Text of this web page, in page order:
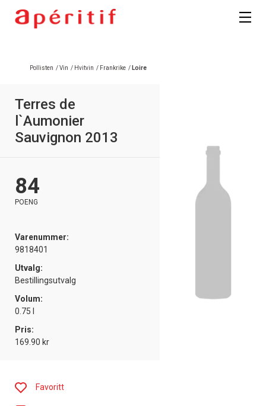
Pollisten /Vin / Hvitvin / Frankrike / Loire
Terres de
l`Aumonier
Sauvignon 2013
84
POENG
Varenummer:
9818401
Utvalg:
Bestillingsutvalg
Volum:
0.75 l
Pris:
169.90 kr
Favoritt